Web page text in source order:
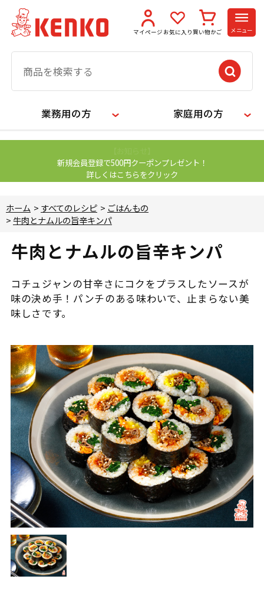
マイページ お気に入り 買い物かご メニュー
業務用の方 家庭用の方
新規会員登録で500円クーポンプレゼント！
詳しくはこちらをクリック
ホーム > すべてのレシピ > ごはんもの
>牛肉とナムルの旨辛キンパ
牛肉とナムルの旨辛キンパ
コチュジャンの甘辛さにコクをプラスしたソースが
味の決め手！パンチのある味わいで、止まらない美
味しさです。